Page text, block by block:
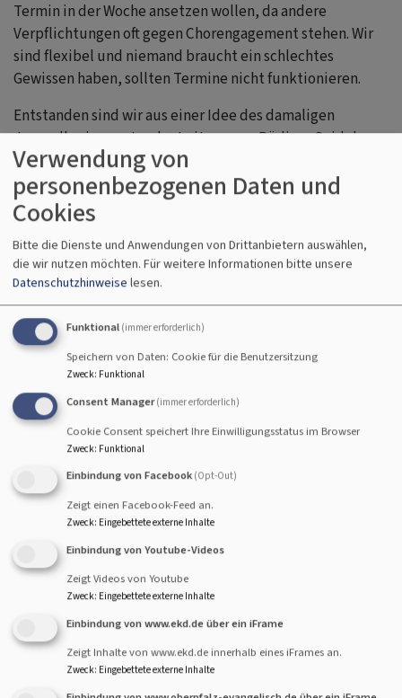
Termin in der Woche ansetzen wollen, da andere
Verpflichtungen oft gegen Chorengagement stehen. Wir
sind flexibel und niemand braucht ein schlechtes
Gewissen haben, sollten Termine nicht funktionieren.
Entstanden sind wir aus einer Idee des damaligen
Jugendkreises unter der Leitung von Rüdiger Seidel vor
ca. 30 Jahren. Zunächst waren wir ein Jugendchor parallel
zum damals noch existierenden Kirchenchor. Im Laufe des
Jahres 1993 übernahm die Leitung dann Friederike
Seidel-Kohl.
warum wir das machen?
Zum einen weil wir Freude am Singen haben, zum
anderen aber auch weil wir Gottes Gute Botschaft
musikalisch transportieren wollen.
Wenn nun jemand Lust bekommen hat zu uns zu stoßen:
wir freuen uns immer über Zuwachs!
Bei Interesse einfach im
melden oder direkt bei
unserer Chorleiterin.
Chorleitung
Friederike Seidel-Kohl
Tel. 01726906673
KONZERTE
Verwendung von
personenbezogenen Daten und
Cookies
Bitte die Dienste und Anwendungen von Drittanbietern auswählen,
die wir nutzen möchten. Für weitere Informationen bitte unsere
Datenschutzhinweise lesen.
Funktional (immer erforderlich)
Speichern von Daten: Cookie für die Benutzersitzung
Zweck: Funktional
Consent Manager (immer erforderlich)
Cookie Consent speichert Ihre Einwilligungsstatus im Browser
Zweck: Funktional
Einbindung von Facebook (Opt-Out)
Zeigt einen Facebook-Feed an.
Zweck: Eingebettete externe Inhalte
Einbindung von Youtube-Videos
Zeigt Videos von Youtube
Zweck: Eingebettete externe Inhalte
Einbindung von www.ekd.de über ein iFrame
Zeigt Inhalte von www.ekd.de innerhalb eines iFrames an.
Zweck: Eingebettete externe Inhalte